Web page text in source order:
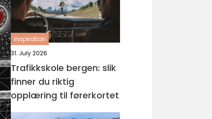
inspiration
31. July 2026
Trafikkskole bergen: slik
finner du riktig
opplæring til førerkortet